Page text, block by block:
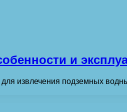
и
извлечения подземных